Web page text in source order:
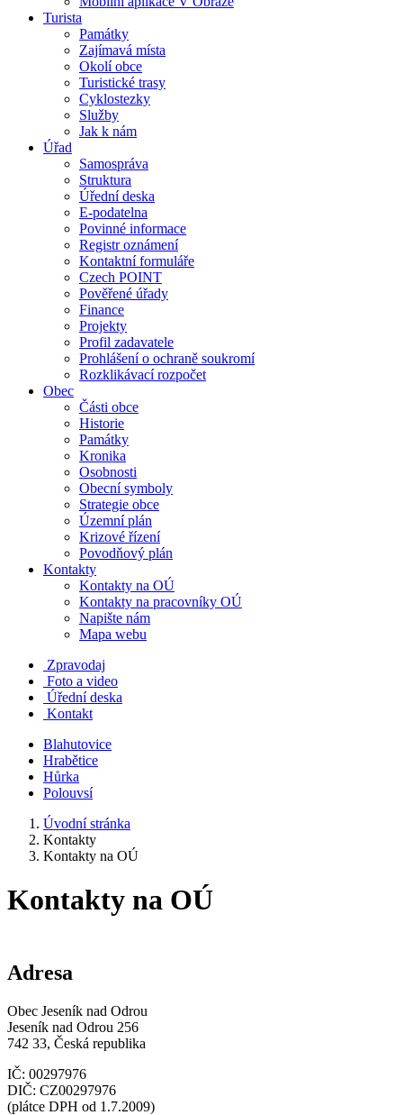
Turista
Památky
Zajímavá místa
Okolí obce
Turistické trasy
Cyklostezky
Služby
Jak k nám
Úřad
Samospráva
Struktura
Úřední deska
E-podatelna
Povinné informace
Registr oznámení
Kontaktní formuláře
Czech POINT
Pověřené úřady
Finance
Projekty
Profil zadavatele
Prohlášení o ochraně soukromí
Rozklikávací rozpočet
Obec
Části obce
Historie
Památky
Kronika
Osobnosti
Obecní symboly
Strategie obce
Územní plán
Krizové řízení
Povodňový plán
Kontakty
Kontakty na OÚ
Kontakty na pracovníky OÚ
Napište nám
Mapa webu
Zpravodaj
Foto a video
Úřední deska
Kontakt
Blahutovice
Hrabětice
Hůrka
Polouvsí
Úvodní stránka
Kontakty
Kontakty na OÚ
Kontakty na OÚ
Adresa
Obec Jeseník nad Odrou
Jeseník nad Odrou 256
742 33, Česká republika
IČ: 00297976
DIČ: CZ00297976
(plátce DPH od 1.7.2009)